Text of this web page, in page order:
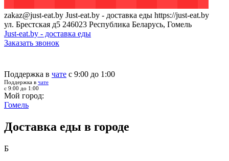
zakaz@just-eat.by Just-eat.by - доставка еды https://just-eat.by
ул. Брестская д5 246023 Республика Беларусь, Гомель
Just-eat.by - доставка еды
Заказать звонок
Поддержка в чате с 9:00 до 1:00
Поддержка в чате
с 9:00 до 1:00
Мой город:
Гомель
Доставка еды в городе
Б